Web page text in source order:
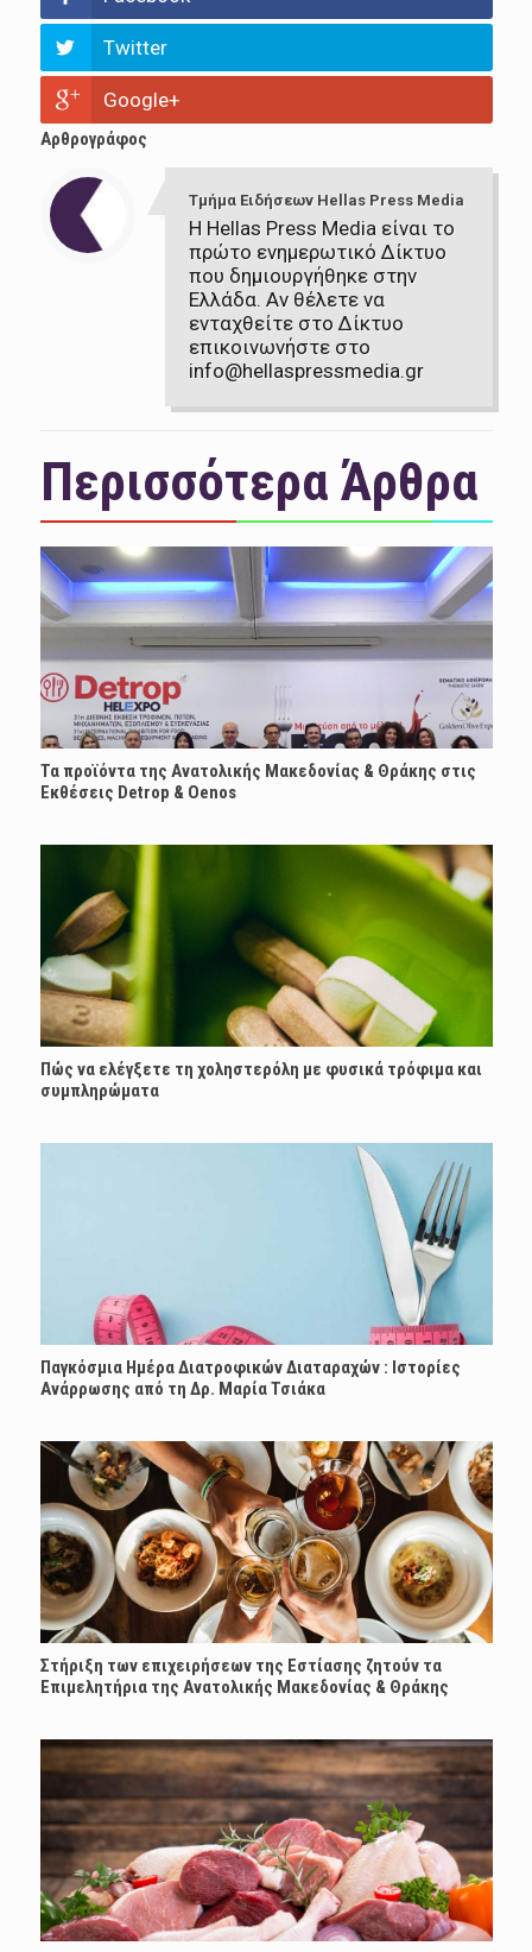
Twitter
Google+
Αρθρογράφος
Τμήμα Ειδήσεων Hellas Press Media
Η Hellas Press Media είναι το
πρώτο ενημερωτικό Δίκτυο
που δημιουργήθηκε στην
Ελλάδα. Αν θέλετε να
ενταχθείτε στο Δίκτυο
επικοινωνήστε στο
info@hellaspressmedia.gr
Περισσότερα Άρθρα
Τα προϊόντα της Ανατολικής Μακεδονίας & Θράκης στις
Εκθέσεις Detrop & Oenos
Πώς να ελέγξετε τη χοληστερόλη με φυσικά τρόφιμα και
συμπληρώματα
Παγκόσμια Ημέρα Διατροφικών Διαταραχών : Ιστορίες
Ανάρρωσης από τη Δρ. Μαρία Τσιάκα
Στήριξη των επιχειρήσεων της Εστίασης ζητούν τα
Επιμελητήρια της Ανατολικής Μακεδονίας & Θράκης